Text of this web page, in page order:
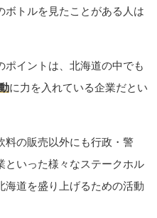
ボトルを見たことがある人は
ポイントは、北海道の中でも
に力を入れている企業だとい
料の販売以外にも行政・警
といった様々なステークホル
海道を盛り上げるための活動